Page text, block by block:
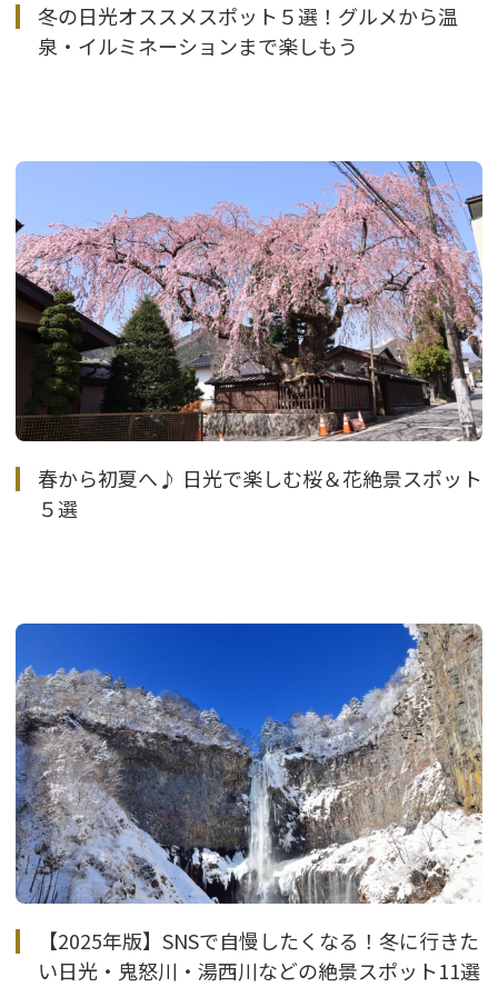
冬の日光オススメスポット５選！グルメから温
泉・イルミネーションまで楽しもう
春から初夏へ♪ 日光で楽しむ桜＆花絶景スポット
５選
【2025年版】SNSで自慢したくなる！冬に行きた
い日光・鬼怒川・湯西川などの絶景スポット11選